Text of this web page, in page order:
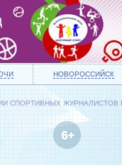
НОВОРОССИЙСК
СПОРТИВНЫХ ЖУРНАЛИСТОВ